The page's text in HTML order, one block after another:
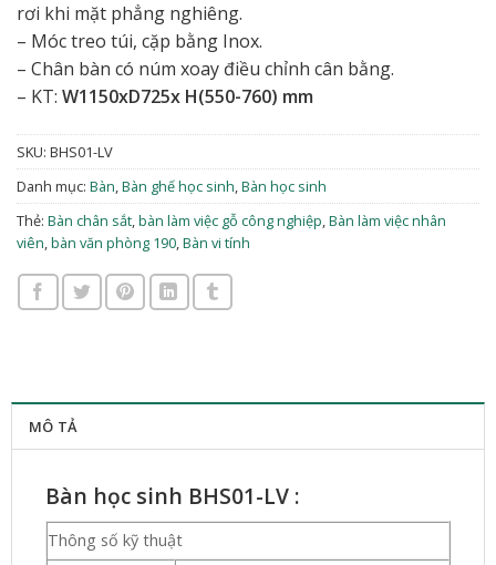
rơi khi mặt phẳng nghiêng.
– Móc treo túi, cặp bằng Inox.
– Chân bàn có núm xoay điều chỉnh cân bằng.
– KT: W1150xD725x H(550-760) mm
SKU: BHS01-LV
Danh mục: Bàn,Bàn ghế học sinh,Bàn học sinh
Thẻ: Bàn chân sắt,bàn làm việc gỗ công nghiệp,Bàn làm việc nhân
viên,bàn văn phòng 190,Bàn vi tính
MÔ TẢ
Bàn học sinh BHS01-LV :
Thông số kỹ thuật